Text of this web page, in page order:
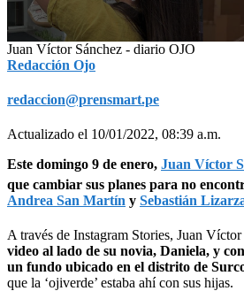
0
seconds
of
seconds
Juan Víctor Sánchez - diario OJO
Redacción Ojo
redaccion@prensmart.pe
Actualizado el 10/01/2022, 08:39 a.m.
Este domingo 9 de enero, Juan Víctor
que cambiar sus planes para no
Andrea San Martín y Sebastián
A través de Instagram Stories, Juan Víctor
video al lado de su novia, Daniela, y
un fundo ubicado en el distrito de
que la ‘ojiverde’ estaba ahí con sus hijas.